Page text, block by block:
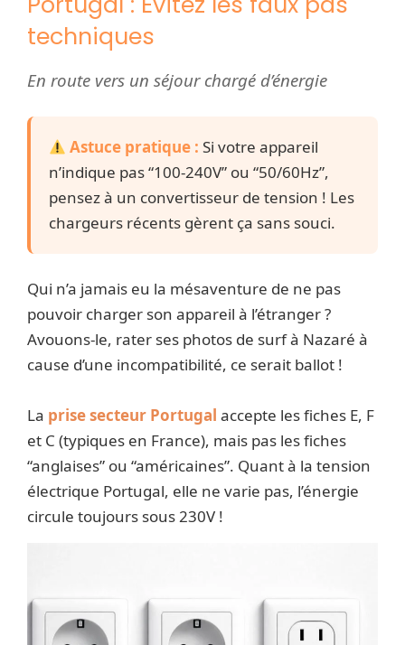
techniques
En route vers un séjour chargé d’énergie
Astuce pratique : Si votre appareil
n’indique pas “100-240V” ou “50/60Hz”,
pensez à un convertisseur de tension ! Les
chargeurs récents gèrent ça sans souci.
Qui n’a jamais eu la mésaventure de ne pas
pouvoir charger son appareil à l’étranger ?
Avouons-le, rater ses photos de surf à Nazaré à
cause d’une incompatibilité, ce serait ballot !
La prise secteur Portugal accepte les fiches E, F
et C (typiques en France), mais pas les fiches
“anglaises” ou “américaines”. Quant à la tension
électrique Portugal, elle ne varie pas, l’énergie
circule toujours sous 230V !